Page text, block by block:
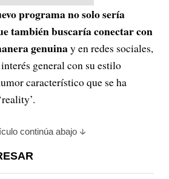
programa no solo sería
también buscaría conectar con
genuinay en redes sociales,
general con su estilo
característico que se ha
continúa abajo